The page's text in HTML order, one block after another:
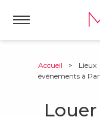
Accueil > Lieux
événements à